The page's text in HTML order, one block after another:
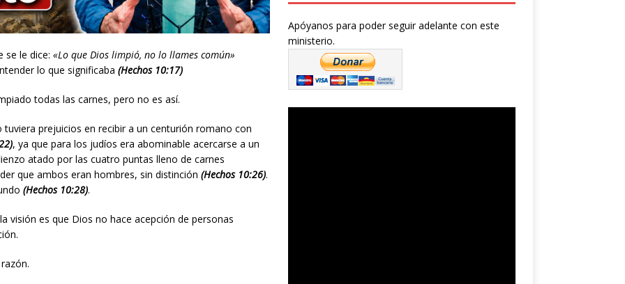
se le dice: «Lo que Dios limpió, no lo llames común»
lo que significaba (Hechos 10:17)
todas las carnes, pero no es así.
prejuicios en recibir a un centurión romano con
, ya que para los judíos era abominable acercarse a un
atado por las cuatro puntas lleno de carnes
que ambos eran hombres, sin distinción (Hechos 10:26).
(Hechos 10:28).
visión es que Dios no hace acepción de personas
Apóyanos para poder seguir adelante con este
ministerio.